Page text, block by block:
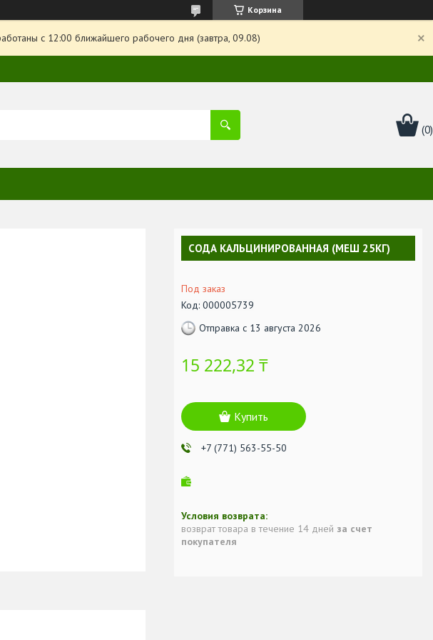
Корзина
с 12:00 ближайшего рабочего дня (завтра, 09.08)
СОДА КАЛЬЦИНИРОВАННАЯ (МЕШ 25КГ)
Под заказ
Код: 000005739
Отправка с 13 августа 2026
15 222,32 ₸
Купить
+7 (771) 563-55-50
возврат товара в течение 14 дней за счет
покупателя